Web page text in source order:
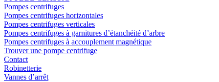
Pompes centrifuges
Pompes centrifuges horizontales
Pompes centrifuges verticales
Pompes centrifuges à garnitures d’étanchéité d’arbre
Pompes centrifuges à accouplement magnétique
Trouver une pompe centrifuge
Contact
Robinetterie
Vannes d’arrêt